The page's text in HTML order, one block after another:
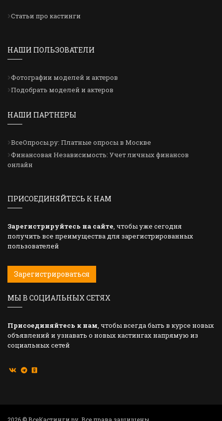
Статьи про кастинги
НАШИ ПОЛЬЗОВАТЕЛИ
Фотографии моделей и актеров
Подобрать моделей и актеров
НАШИ ПАРТНЕРЫ
ВсеОпросы.ру: Платные опросы в Москве
Финансовая Независимость: Учет личных финансов
онлайн
ПРИСОЕДИНЯЙТЕСЬ К НАМ
Зарегистрируйтесь на сайте, чтобы уже сегодня
получить все преимущества для зарегистрированных
пользователей
Зарегистрироваться
МЫ В СОЦИАЛЬНЫХ СЕТЯХ
Присоединяйтесь к нам, чтобы всегда быть в курсе новых
объявлений и узнавать о новых кастингах напрямую из
социальных сетей